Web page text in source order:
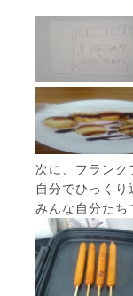
次に、フランク
自分でひっくり
みんな自分たち